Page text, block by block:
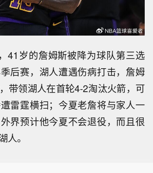
41岁的詹姆斯被降为球队第三选
后赛，湖人遭遇伤病打击，詹姆
带领湖人在首轮4-2淘汰火箭，可
雷霆横扫；今夏老詹将与家人一
界预计他今夏不会退役，而且很
人。